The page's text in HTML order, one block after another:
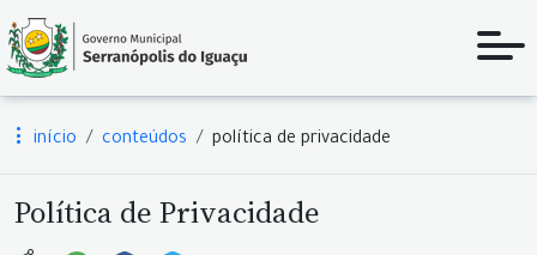
início conteúdos política de privacidade
Política de Privacidade